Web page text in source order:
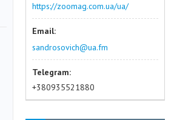
https://zoomag.com.ua/ua/
sandrosovich@ua.fm
+380935521880